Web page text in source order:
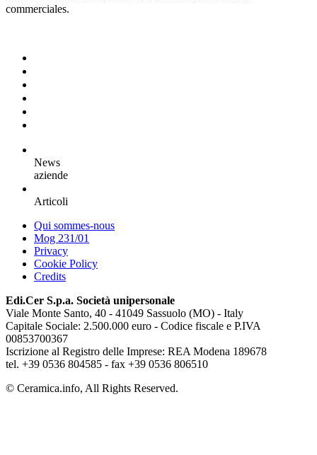
commerciales.
News
aziende
Articoli
Qui sommes-nous
Mog 231/01
Privacy
Cookie Policy
Credits
Edi.Cer S.p.a. Società unipersonale
Viale Monte Santo, 40 - 41049 Sassuolo (MO) - Italy
Capitale Sociale: 2.500.000 euro - Codice fiscale e P.IVA
00853700367
Iscrizione al Registro delle Imprese: REA Modena 189678
tel. +39 0536 804585 - fax +39 0536 806510
© Ceramica.info, All Rights Reserved.